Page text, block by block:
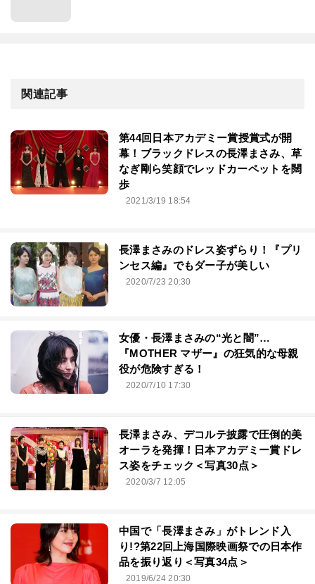
関連記事
第44回⽇本アカデミー賞授賞式が開
幕！ブラックドレスの長澤まさみ、草
なぎ剛ら笑顔でレッドカーペットを闊
歩
2021/3/19 18:54
長澤まさみのドレス姿ずらり！『プリ
ンセス編』でもダー子が美しい
2020/7/23 20:30
女優・長澤まさみの“光と闇”…
『MOTHER マザー』の狂気的な母親
役が危険すぎる！
2020/7/10 17:30
長澤まさみ、デコルテ披露で圧倒的美
オーラを発揮！日本アカデミー賞ドレ
ス姿をチェック＜写真30点＞
2020/3/7 12:05
中国で「長澤まさみ」がトレンド入
り!?第22回上海国際映画祭での日本作
品を振り返り＜写真34点＞
2019/6/24 20:30